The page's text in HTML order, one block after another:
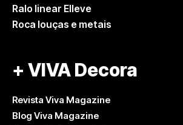
Ralo linear Elleve
Roca louças e metais
+ VIVA Decora
Revista Viva Magazine
Blog Viva Magazine